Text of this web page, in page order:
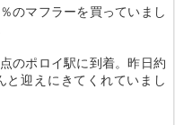
のマフラーを買っていまし
のポロイ駅に到着。昨日約
迎えにきてくれていまし